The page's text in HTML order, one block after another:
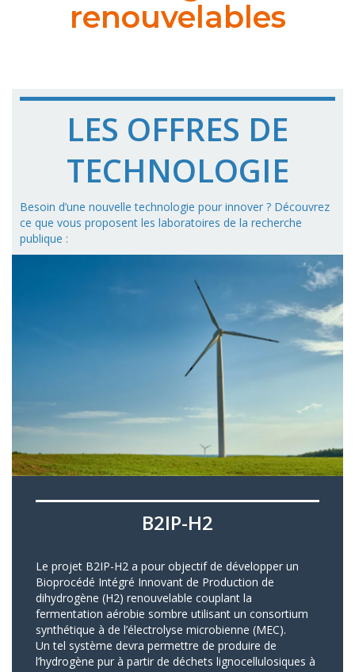
renouvelables
LES OFFRES DE
TECHNOLOGIE
Besoin d’une nouvelle technologie pour innover ? Découvrez
ce que vous proposent les laboratoires de la recherche
publique :
B2IP-H2
Le projet B2IP-H2 a pour objectif de développer un
Bioprocédé Intégré Innovant de Production de
dihydrogène (H2) renouvelable couplant la
fermentation aérobie sombre utilisant un consortium
synthétique à de l’électrolyse microbienne (MEC).
Un tel système devra permettre de produire de
l’hydrogène pur à partir de déchets lignocellulosiques à